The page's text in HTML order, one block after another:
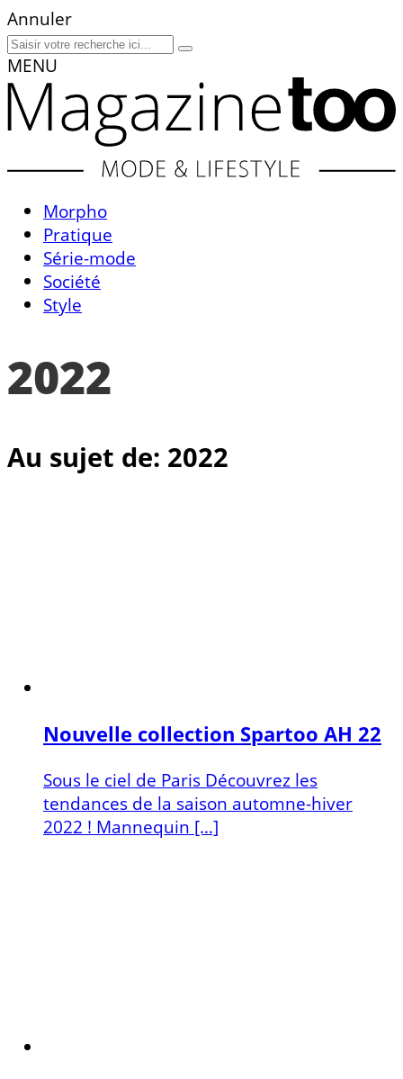
Annuler
MENU
Morpho
Pratique
Série-mode
Société
Style
2022
Au sujet de: 2022
Nouvelle collection Spartoo AH 22
Sous le ciel de Paris Découvrez les
tendances de la saison automne-hiver
2022 ! Mannequin […]